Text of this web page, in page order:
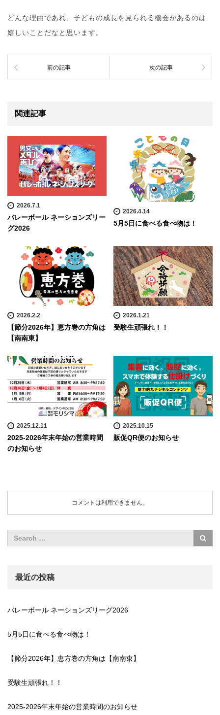
どんな理由であれ、子どもの成長を見られる機会があるのは
嬉しいことだなと思います。
前の記事 次の記事
関連記事
2026.7.1
バレーボール ネーションズリー
グ2026
2026.4.14
5月5日に食べる食べ物は！
2026.2.2
【節分2026年】恵方巻の方角は
【南南東】
2026.1.21
受験生頑張れ！！
2025.12.11
2025-2026年末年始の営業時間
のお知らせ
2025.10.15
販促QR便のお知らせ
コメントは利用できません。
最近の投稿
バレーボール ネーションズリーグ2026
5月5日に食べる食べ物は！
【節分2026年】恵方巻の方角は【南南東】
受験生頑張れ！！
2025-2026年末年始の営業時間のお知らせ